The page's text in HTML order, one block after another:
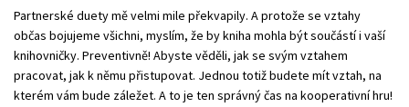
Partnerské duety mě velmi mile překvapily. A protože se vztahy
občas bojujeme všichni, myslím, že by kniha mohla být součástí i vaší
knihovničky. Preventivně! Abyste věděli, jak se svým vztahem
pracovat, jak k němu přistupovat. Jednou totiž budete mít vztah, na
kterém vám bude záležet. A to je ten správný čas na kooperativní hru!